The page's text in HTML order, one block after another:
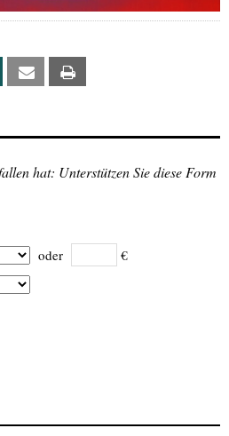
Xing Email
hat: Unterstützen Sie diese Form
oder €